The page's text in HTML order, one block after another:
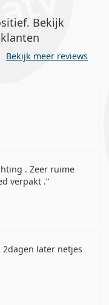
Bekijk
Bekijk meer reviews
. Zeer ruime
verpakt .
2dagen later netjes